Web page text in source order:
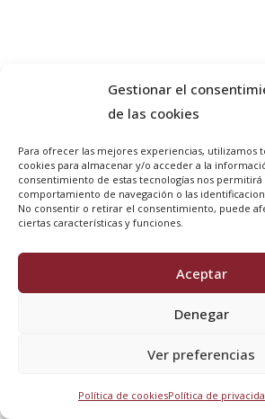
Gestionar el
de las cookies
Para ofrecer las mejores experiencias, utilizamos
cookies para almacenar y/o acceder a la
consentimiento de estas tecnologías nos
comportamiento de navegación o las
No consentir o retirar el consentimiento, puede
ciertas características y funciones.
Aceptar
Denegar
Ver preferencias
Política de cookiesPolítica de
Bulones flotantes y de
mecánica